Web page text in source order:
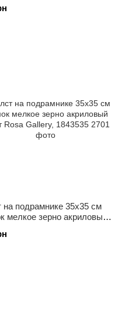
на подрамнике 35х35 см
мелкое зерно акриловый